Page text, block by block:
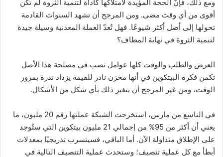
ومع ذلك، فإنّ الحجة المؤيدة لامتلاكها كأداة لتنمية الثروة لم تكن
أقوى من أي وقت مضى. ومن المرجح أن تشهد السنوات القادمة
تحولها إلى أصل أكثر شيوعًا. فهل تُعدّ العملة المعدنية وسيلة جيدة
لتنمية الثروة في نهاية المطاف؟
العرض والطلب والوقت كلها عوامل تصب في مصلحة هذا الأصل
تكمن فكرة البيتكوين في أنها مخزن نادر للقيمة يزداد ندرة بمرور
الوقت، ومن غير المرجح أن يتغير ذلك بأي شكل من الأشكال.
في التاسع من مارس، استخرجت الشبكة عملتها رقم 20 مليون، ما
يعني أن أكثر من 95% من إجمالي 21 مليون بيتكوين التي ستُوجد
على الإطلاق متداولة الآن. أما الباقي، فسيتسرب تدريجيًا بمعدلات
أبطأ مع كل عملية تنصيف؛ وستحدث عملية التنصيف التالية في